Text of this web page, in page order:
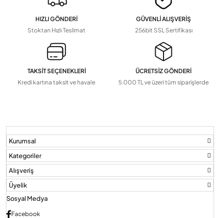
Tv Askı Aparatları
Devamını Gör ▼
HIZLI GÖNDERİ
Stoktan Hızlı Teslimat
GÜVENLİ ALIŞVERİŞ
256bit SSL Sertifikası
TAKSİT SEÇENEKLERİ
Kredi kartına taksit ve havale
ÜCRETSİZ GÖNDERİ
5.000 TL ve üzeri tüm siparişlerde
Kurumsal
Kategoriler
Alışveriş
Üyelik
Sosyal Medya
Facebook